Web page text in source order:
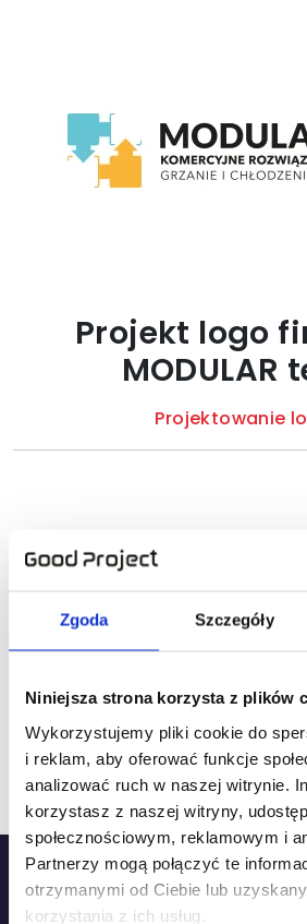
Zgoda Szczegóły
Niniejsza strona korzysta z plików
Wykorzystujemy pliki cookie do
i reklam, aby oferować funkcje
analizować ruch w naszej witrynie.
korzystasz z naszej witryny,
społecznościowym, reklamowym i
Partnerzy mogą połączyć te
otrzymanymi od Ciebie lub
korzystania z ich usług.
Projekt logo
MODULAR
Projektowanie
Kliknij gwiazdkę, aby
Jak dotąd brak ocen! Bądź
oceni tę